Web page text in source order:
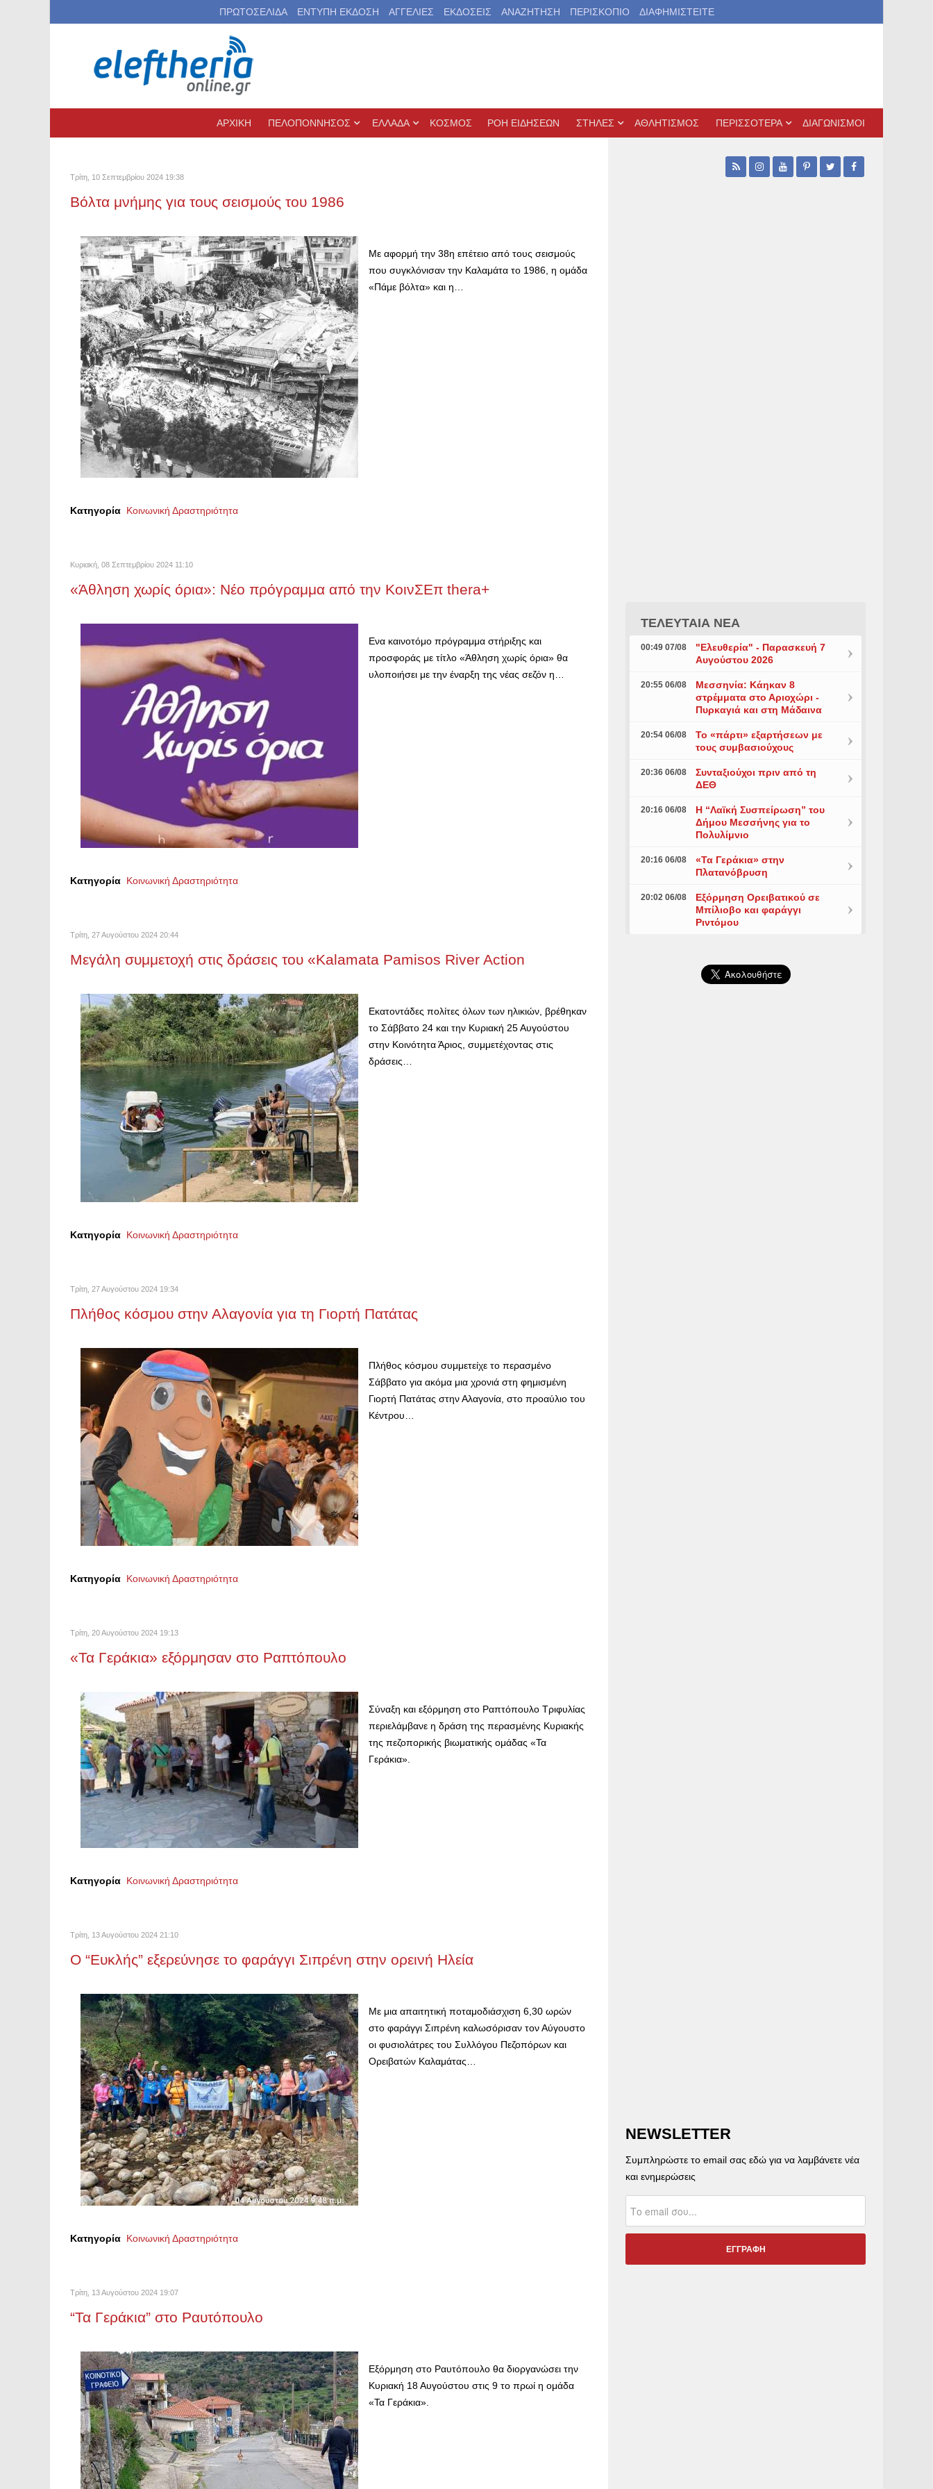
ΠΡΩΤΟΣΕΛΙΔΑ ΕΝΤΥΠΗ ΕΚΔΟΣΗ ΑΓΓΕΛΙΕΣ ΕΚΔΟΣΕΙΣ ΑΝΑΖΗΤΗΣΗ ΠΕΡΙΣΚΟΠΙΟ ΔΙΑΦΗΜΙΣΤΕΙΤΕ
ΑΡΧΙΚΗ ΠΕΛΟΠΟΝΝΗΣΟΣ ΕΛΛΑΔΑ ΚΟΣΜΟΣ ΡΟΗ ΕΙΔΗΣΕΩΝ ΣΤΗΛΕΣ ΑΘΛΗΤΙΣΜΟΣ ΠΕΡΙΣΣΟΤΕΡΑ ΔΙΑΓΩΝΙΣΜΟΙ
Τρίτη, 10 Σεπτεμβρίου 2024 19:38
Βόλτα μνήμης για τους σεισμούς του 1986
Με αφορμή την 38η επέτειο από τους σεισμούς
που συγκλόνισαν την Καλαμάτα το 1986, η ομάδα
«Πάμε βόλτα» και η…
Κατηγορία Κοινωνική Δραστηριότητα
Κυριακή, 08 Σεπτεμβρίου 2024 11:10
«Άθληση χωρίς όρια»: Νέο πρόγραμμα από την ΚοινΣΕπ thera+
Ενα καινοτόμο πρόγραμμα στήριξης και
προσφοράς με τίτλο «Άθληση χωρίς όρια» θα
υλοποιήσει με την έναρξη της νέας σεζόν η…
Κατηγορία Κοινωνική Δραστηριότητα
Τρίτη, 27 Αυγούστου 2024 20:44
Μεγάλη συμμετοχή στις δράσεις του «Kalamata Pamisos River Action
Εκατοντάδες πολίτες όλων των ηλικιών, βρέθηκαν
το Σάββατο 24 και την Κυριακή 25 Αυγούστου
στην Κοινότητα Άριος, συμμετέχοντας στις
δράσεις…
Κατηγορία Κοινωνική Δραστηριότητα
Τρίτη, 27 Αυγούστου 2024 19:34
Πλήθος κόσμου στην Αλαγονία για τη Γιορτή Πατάτας
Πλήθος κόσμου συμμετείχε το περασμένο
Σάββατο για ακόμα μια χρονιά στη φημισμένη
Γιορτή Πατάτας στην Αλαγονία, στο προαύλιο του
Κέντρου…
Κατηγορία Κοινωνική Δραστηριότητα
Τρίτη, 20 Αυγούστου 2024 19:13
«Τα Γεράκια» εξόρμησαν στο Ραπτόπουλο
Σύναξη και εξόρμηση στο Ραπτόπουλο Τριφυλίας
περιελάμβανε η δράση της περασμένης Κυριακής
της πεζοπορικής βιωματικής ομάδας «Τα
Γεράκια».
Κατηγορία Κοινωνική Δραστηριότητα
Τρίτη, 13 Αυγούστου 2024 21:10
Ο “Ευκλής” εξερεύνησε το φαράγγι Σιπρένη στην ορεινή Ηλεία
Με μια απαιτητική ποταμοδιάσχιση 6,30 ωρών
στο φαράγγι Σιπρένη καλωσόρισαν τον Αύγουστο
οι φυσιολάτρες του Συλλόγου Πεζοπόρων και
Ορειβατών Καλαμάτας…
Κατηγορία Κοινωνική Δραστηριότητα
Τρίτη, 13 Αυγούστου 2024 19:07
“Τα Γεράκια” στο Ραυτόπουλο
Εξόρμηση στο Ραυτόπουλο θα διοργανώσει την
Κυριακή 18 Αυγούστου στις 9 το πρωί η ομάδα
«Τα Γεράκια».
ΤΕΛΕΥΤΑΙΑ ΝΕΑ
00:49 07/08
"Ελευθερία" - Παρασκευή 7
Αυγούστου 2026
20:55 06/08
Μεσσηνία: Κάηκαν 8
στρέμματα στο Αριοχώρι -
Πυρκαγιά και στη Μάδαινα
20:54 06/08
Το «πάρτι» εξαρτήσεων με
τους συμβασιούχους
20:36 06/08
Συνταξιούχοι πριν από τη
ΔΕΘ
20:16 06/08
Η “Λαϊκή Συσπείρωση” του
Δήμου Μεσσήνης για το
Πολυλίμνιο
20:16 06/08
«Τα Γεράκια» στην
Πλατανόβρυση
20:02 06/08
Εξόρμηση Ορειβατικού σε
Μπίλιοβο και φαράγγι
Ριντόμου
NEWSLETTER
Συμπληρώστε το email σας εδώ για να λαμβάνετε νέα
και ενημερώσεις